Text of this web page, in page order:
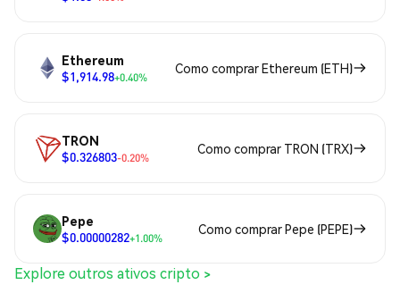
Ethereum
$1,914.98+0.40%
Como comprar Ethereum (ETH)
TRON
$0.326803-0.20%
Como comprar TRON (TRX)
Pepe
$0.00000282+1.00%
Como comprar Pepe (PEPE)
Explore outros ativos cripto >